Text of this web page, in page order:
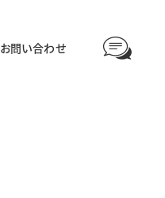
お問い合わせ